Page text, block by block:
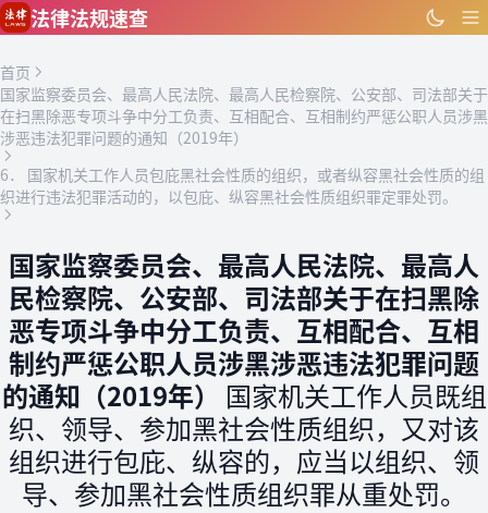
跳到主要内容
法律法规速查
首页
国家监察委员会、最高人民法院、最高人民检察院、公安部、司法部关于
在扫黑除恶专项斗争中分工负责、互相配合、互相制约严惩公职人员涉黑
涉恶违法犯罪问题的通知（2019年）
6． 国家机关工作人员包庇黑社会性质的组织，或者纵容黑社会性质的组
织进行违法犯罪活动的，以包庇、纵容黑社会性质组织罪定罪处罚。
国家监察委员会、最高人民法院、最高人
民检察院、公安部、司法部关于在扫黑除
恶专项斗争中分工负责、互相配合、互相
制约严惩公职人员涉黑涉恶违法犯罪问题
的通知（2019年） 国家机关工作人员既组
织、领导、参加黑社会性质组织，又对该
组织进行包庇、纵容的，应当以组织、领
导、参加黑社会性质组织罪从重处罚。